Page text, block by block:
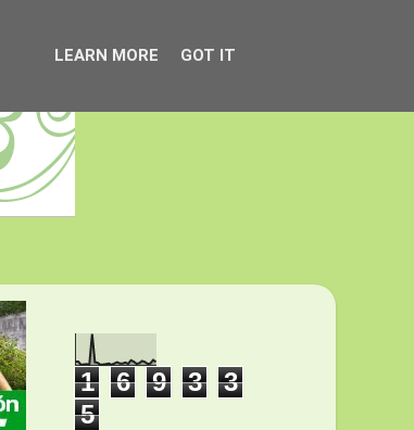
1 6 9 3
3
5
LEARN MORE GOT IT